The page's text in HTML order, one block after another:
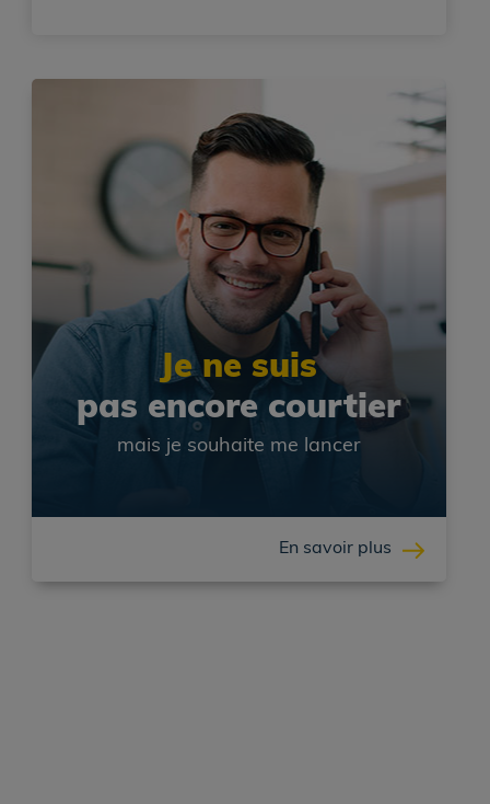
Je ne suis
pas encore courtier
mais je souhaite me lancer
En savoir plus